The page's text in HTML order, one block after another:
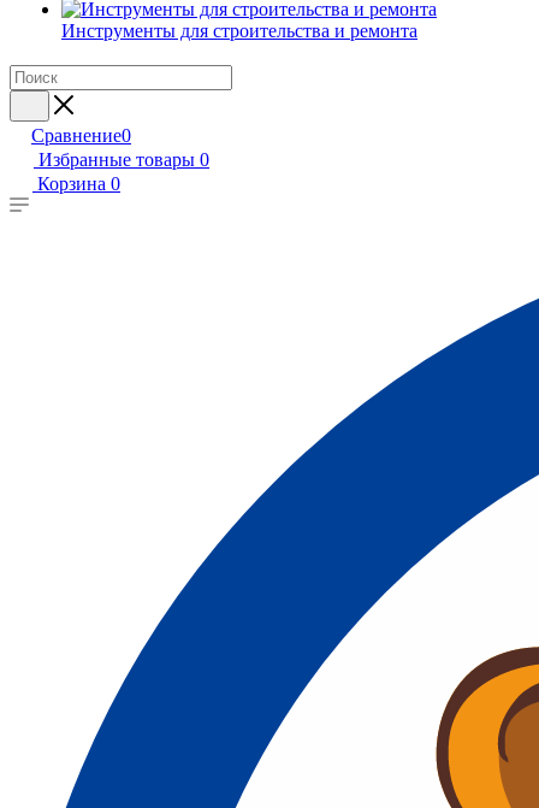
Инструменты для строительства и ремонта
Сравнение0
Избранные товары 0
Корзина 0